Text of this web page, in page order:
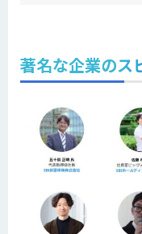
著名な企業のス